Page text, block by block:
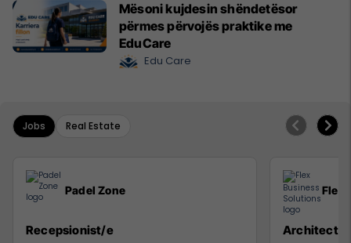
Mësoni kujdesin shëndetësor
përmes përvojës praktike me
EduCare
Edu Care
Jobs Real Estate
Padel Zone
Recepsionist/e
Flex
Architect